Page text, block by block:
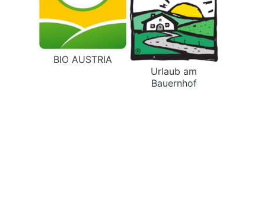
BIO AUSTRIA
Urlaub am
Bauernhof